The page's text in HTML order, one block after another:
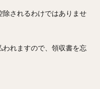
除されるわけではありませ
れますので、領収書を忘